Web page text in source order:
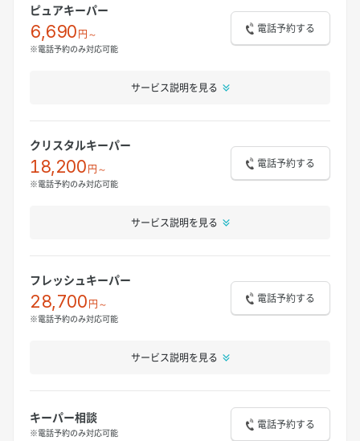
ピュアキーパー
6,690円～
※電話予約のみ対応可能
電話予約する
サービス説明を見る
クリスタルキーパー
18,200円～
※電話予約のみ対応可能
電話予約する
サービス説明を見る
フレッシュキーパー
28,700円～
※電話予約のみ対応可能
電話予約する
サービス説明を見る
キーパー相談
※電話予約のみ対応可能
電話予約する